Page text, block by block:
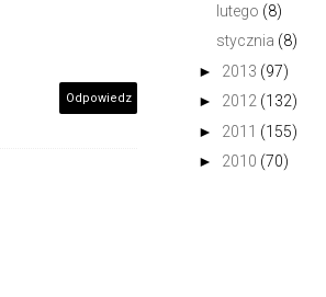
Odpowiedz
lutego (8)
stycznia (8)
► 2013 (97)
► 2012 (132)
► 2011 (155)
► 2010 (70)